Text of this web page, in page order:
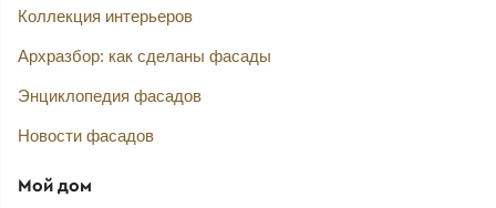
Коллекция интерьеров
Архразбор: как сделаны фасады
Энциклопедия фасадов
Новости фасадов
Мой дом